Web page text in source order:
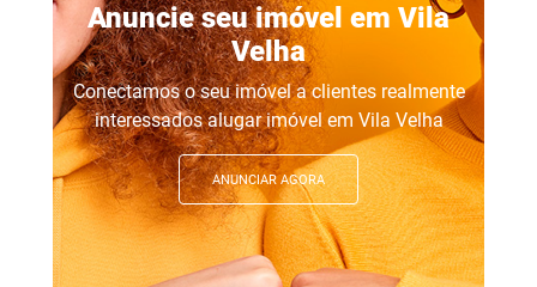
Anuncie seu imóvel em Vila
Velha
Conectamos o seu imóvel a clientes realmente
interessados alugar imóvel em Vila Velha
ANUNCIAR AGORA